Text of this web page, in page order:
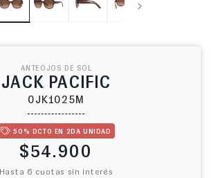
ANTEOJOS DE SOL
JACK PACIFIC
0JK1025M
50% DCTO EN 2DA UNIDAD
Precio habitual
$54.900
Hasta 6 cuotas sin interés